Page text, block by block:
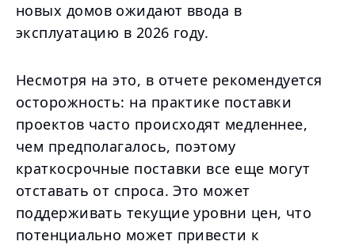
новых домов ожидают ввода в
эксплуатацию в 2026 году.
Несмотря на это, в отчете рекомендуется
осторожность: на практике поставки
проектов часто происходят медленнее,
чем предполагалось, поэтому
краткосрочные поставки все еще могут
отставать от спроса. Это может
поддерживать текущие уровни цен, что
потенциально может привести к